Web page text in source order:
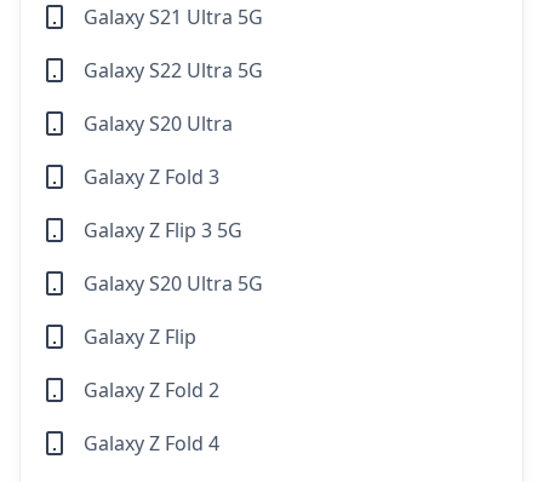
Galaxy S21 Ultra 5G
Galaxy S22 Ultra 5G
Galaxy S20 Ultra
Galaxy Z Fold 3
Galaxy Z Flip 3 5G
Galaxy S20 Ultra 5G
Galaxy Z Flip
Galaxy Z Fold 2
Galaxy Z Fold 4